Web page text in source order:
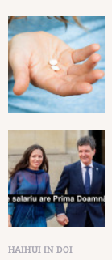
HAIHUI IN DOI